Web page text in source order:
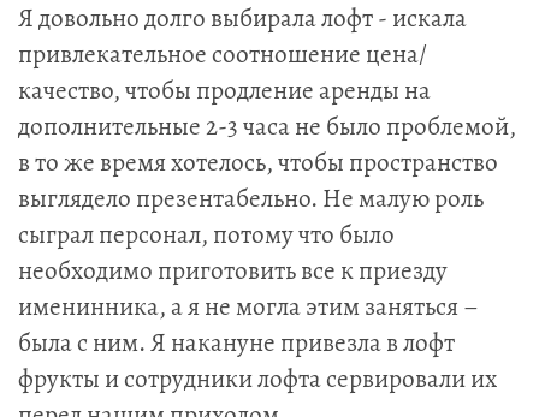
Я довольно долго выбирала лофт - искала
привлекательное соотношение цена/
качество, чтобы продление аренды на
дополнительные 2-3 часа не было проблемой,
в то же время хотелось, чтобы пространство
выглядело презентабельно. Не малую роль
сыграл персонал, потому что было
необходимо приготовить все к приезду
именинника, а я не могла этим заняться –
была с ним. Я накануне привезла в лофт
фрукты и сотрудники лофта сервировали их